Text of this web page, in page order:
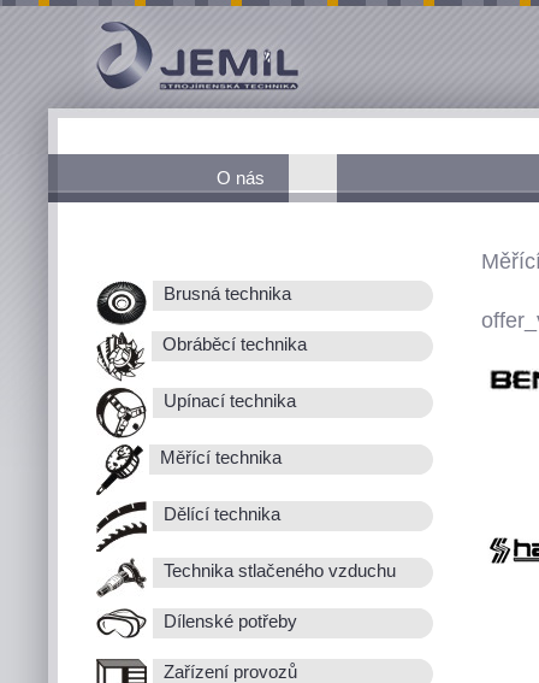
O nás
Brusná technika
Obráběcí technika
Upínací technika
Měřící technika
Dělící technika
Technika stlačeného vzduchu
Dílenské potřeby
Zařízení provozů